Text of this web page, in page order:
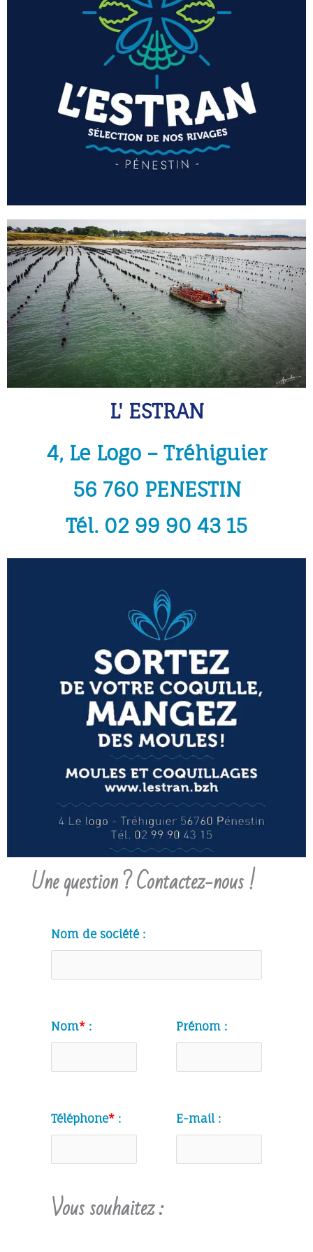
L' ESTRAN
4, Le Logo – Tréhiguier
56 760 PENESTIN
Tél. 02 99 90 43 15
Une question ? Contactez-nous !
Nom de société :
Nom*: Prénom :
Téléphone*: E-mail :
Vous souhaitez :